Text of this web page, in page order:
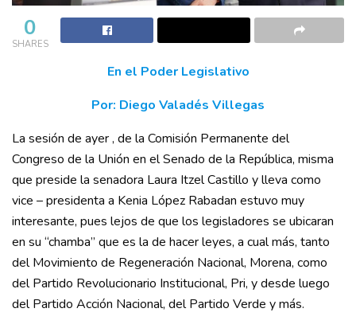
0
SHARES
En el Poder Legislativo
Por: Diego Valadés Villegas
La sesión de ayer , de la Comisión Permanente del
Congreso de la Unión en el Senado de la República, misma
que preside la senadora Laura Itzel Castillo y lleva como
vice – presidenta a Kenia López Rabadan estuvo muy
interesante, pues lejos de que los legisladores se ubicaran
en su “chamba” que es la de hacer leyes, a cual más, tanto
del Movimiento de Regeneración Nacional, Morena, como
del Partido Revolucionario Institucional, Pri, y desde luego
del Partido Acción Nacional, del Partido Verde y más.